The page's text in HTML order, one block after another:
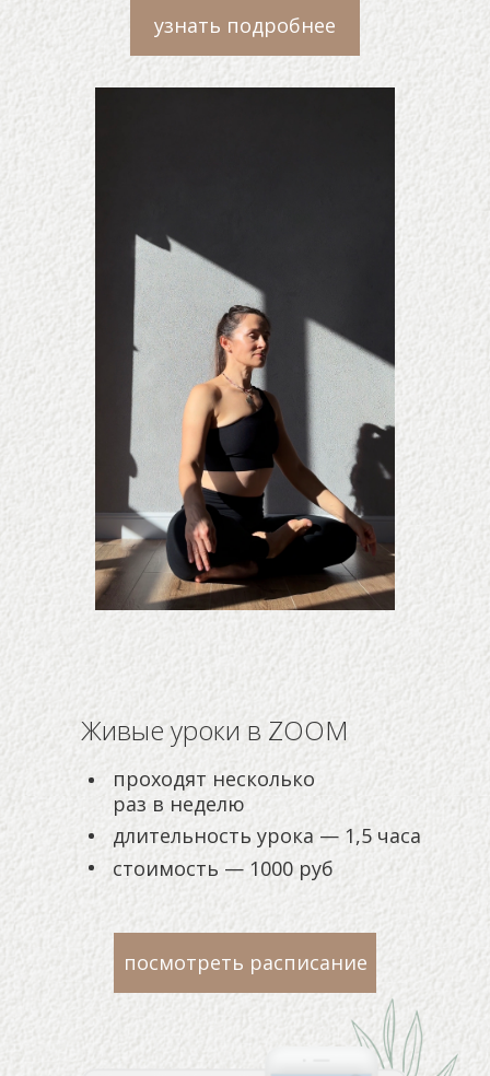
узнать подробнее
Живые уроки в ZOOM
проходят несколько
раз в неделю
длительность урока — 1,5 часа
стоимость — 1000 руб
посмотреть расписание